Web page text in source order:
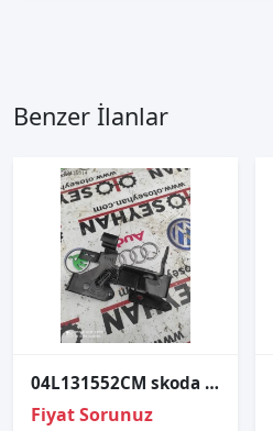
Benzer İlanlar
04L131552CM skoda octavia cxx tesisat tutucu
Fiyat Sorunuz